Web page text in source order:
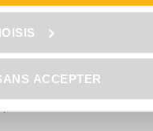
ACCEPTER
à votre
avec des
la cotisation
vous
: